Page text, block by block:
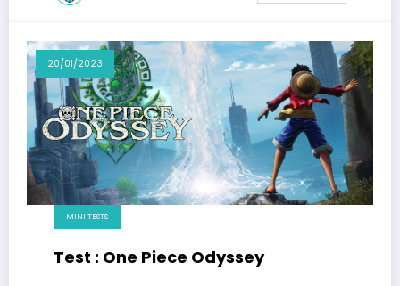
20/01/2023
MINI TESTS
Test : One Piece Odyssey